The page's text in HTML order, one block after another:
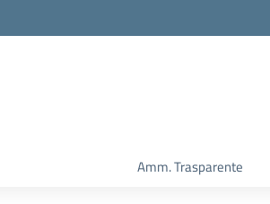
Amm. Trasparente